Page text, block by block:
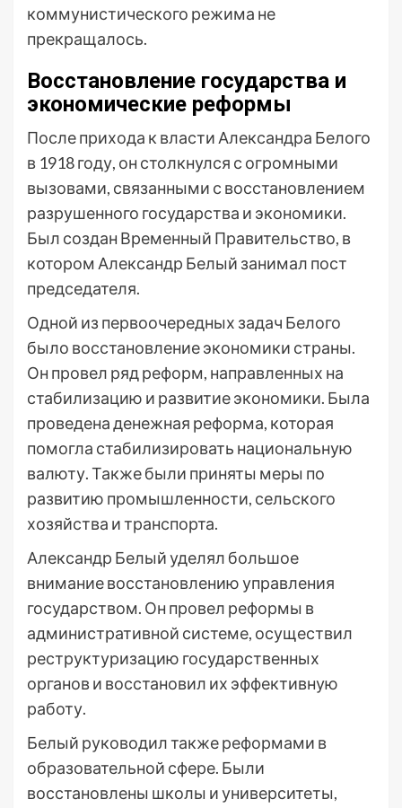
коммунистического режима не
прекращалось.
Восстановление государства и
экономические реформы
После прихода к власти Александра Белого
в 1918 году, он столкнулся с огромными
вызовами, связанными с восстановлением
разрушенного государства и экономики.
Был создан Временный Правительство, в
котором Александр Белый занимал пост
председателя.
Одной из первоочередных задач Белого
было восстановление экономики страны.
Он провел ряд реформ, направленных на
стабилизацию и развитие экономики. Была
проведена денежная реформа, которая
помогла стабилизировать национальную
валюту. Также были приняты меры по
развитию промышленности, сельского
хозяйства и транспорта.
Александр Белый уделял большое
внимание восстановлению управления
государством. Он провел реформы в
административной системе, осуществил
реструктуризацию государственных
органов и восстановил их эффективную
работу.
Белый руководил также реформами в
образовательной сфере. Были
восстановлены школы и университеты,